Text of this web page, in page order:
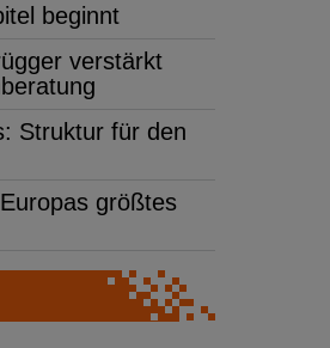
beginnt
verstärkt
Struktur für den
größtes